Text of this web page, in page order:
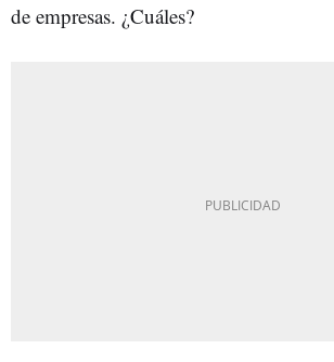
de empresas. ¿Cuáles?